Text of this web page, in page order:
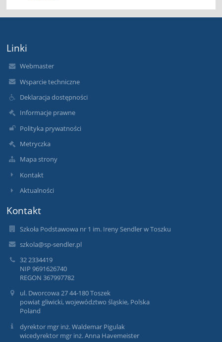
Linki
Webmaster
Wsparcie techniczne
Deklaracja dostępności
Informacje prawne
Polityka prywatności
Metryczka
Mapa strony
Kontakt
Aktualności
Kontakt
Szkoła Podstawowa nr 1 im. Ireny Sendler w Toszku
szkola@sp-sendler.pl
32 2334419
NIP 9691626740
REGON 367997782
ul. Dworcowa 27 44-180 Toszek
powiat gliwicki, województwo śląskie, Polska
Poland
dyrektor mgr inż. Waldemar Pigulak
wicedyrektor mgr inż. Anna Havemeister